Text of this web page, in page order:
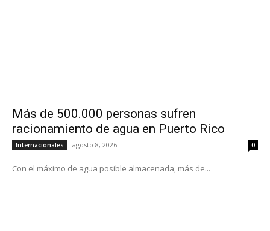
Más de 500.000 personas sufren
racionamiento de agua en Puerto Rico
Internacionales agosto 8, 2026 0
Con el máximo de agua posible almacenada, más de...